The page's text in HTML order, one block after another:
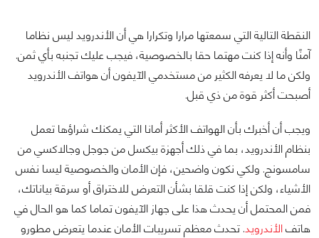
النقطة التالية التي سمعتها مرارا وتكرارا هي أن الأندرويد ليس نظاما
آمنًا وأنه إذا كنت مهتما حقا بالخصوصية، فيجب عليك تجنبه بأي ثمن.
ولكن ما لا يعرفه الكثير من مستخدمي الآيفون أن هواتف الأندرويد
أصبحت أكثر قوة من ذي قبل.
ويجب أن أخبرك بأن الهواتف الأكثر أمانا التي يمكنك شراؤها تعمل
بنظام الأندرويد، بما في ذلك أجهزة بيكسل من جوجل وجالاكسي من
سامسونج. ولكي نكون واضحين، فإن الأمان والخصوصية ليسا نفس
الأشياء، ولكن إذا كنت قلقا بشأن التعرض للاختراق أو سرقة بياناتك،
فمن المحتمل أن يحدث هذا على جهاز الآيفون تماما كما هو الحال في
هاتفالأندرويد. تحدث معظم تسريبات الأمان عندما يتعرض مطورو